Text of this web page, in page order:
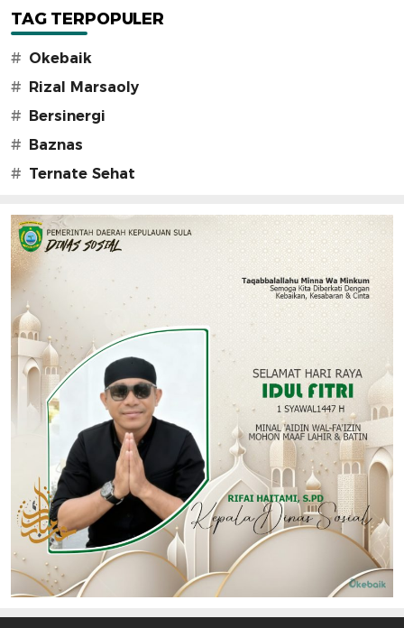
TAG TERPOPULER
# Okebaik
# Rizal Marsaoly
# Bersinergi
# Baznas
# Ternate Sehat